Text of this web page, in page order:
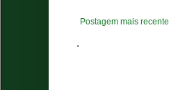
Postagem mais recente
.